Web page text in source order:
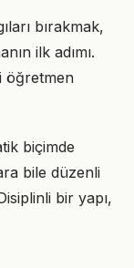
bırakmak,
ilk adımı.
öğretmen
biçimde
bile düzenli
bir yapı,